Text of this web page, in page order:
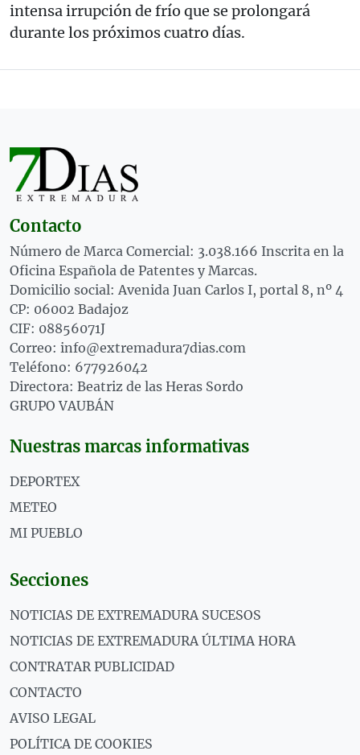
intensa irrupción de frío que se prolongará
durante los próximos cuatro días.
Contacto
Número de Marca Comercial: 3.038.166 Inscrita en la
Oficina Española de Patentes y Marcas.
Domicilio social: Avenida Juan Carlos I, portal 8, nº 4
CP: 06002 Badajoz
CIF: 08856071J
Correo: info@extremadura7dias.com
Teléfono: 677926042
Directora: Beatriz de las Heras Sordo
GRUPO VAUBÁN
Nuestras marcas informativas
DEPORTEX
METEO
MI PUEBLO
Secciones
NOTICIAS DE EXTREMADURA SUCESOS
NOTICIAS DE EXTREMADURA ÚLTIMA HORA
CONTRATAR PUBLICIDAD
CONTACTO
AVISO LEGAL
POLÍTICA DE COOKIES